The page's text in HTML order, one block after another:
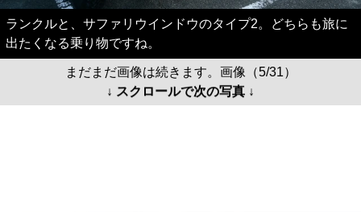
ランクルと、サファリウインドウのタイプ2。どちらも旅に
出たくなる乗り物ですね。
まだまだ画像は続きます。画像（5/31）
↓ スクロールで次の写真 ↓